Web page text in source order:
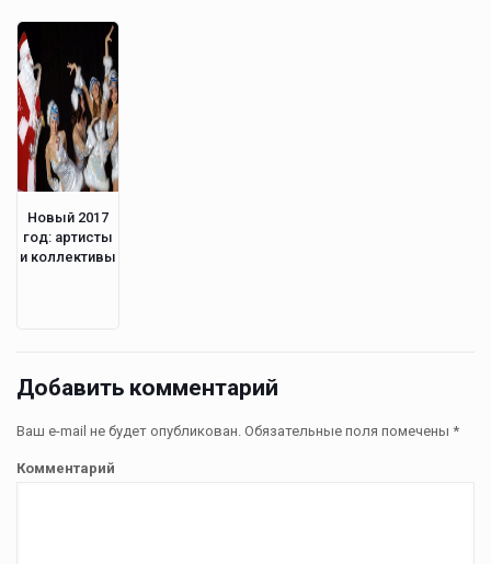
Новый 2017
год: артисты
и коллективы
Добавить комментарий
Ваш e-mail не будет опубликован. Обязательные поля помечены *
Комментарий